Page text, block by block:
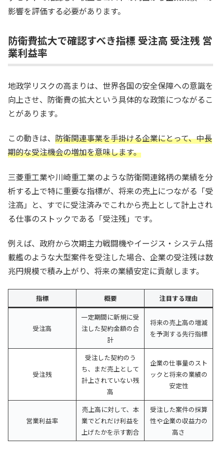
影響を評価する必要があります。
防衛費拡大で確認すべき指標 受注高 受注残 営
業利益率
地政学リスクの高まりは、世界各国の安全保障への意識を
向上させ、防衛費の拡大という具体的な政策につながるこ
とがあります。
この動きは、 防衛関連事業を手掛ける企業にとって、中長
期的な受注機会の増加を意味します。
三菱重工業や川崎重工業のような防衛関連銘柄の業績を分
析する上で特に重要な指標が、将来の売上につながる「受
注高」と、すでに受注済みでこれから売上として計上され
る仕事のストックである「受注残」です。
例えば、政府から次期主力戦闘機やイージス・システム搭
載艦のような大型案件を受注した場合、企業の受注残は数
兆円規模で積み上がり、将来の業績安定に貢献します。
指標 概要 注目する理由
受注高
一定期間に新規に受
注した契約金額の合
計
将来の売上高の増減
を予測する先行指標
受注残
受注した契約のう
ち、まだ売上として
計上されていない残
高
企業の仕事量のスト
ックと将来の業績の
安定性
営業利益率
売上高に対して、本
業でどれだけ利益を
上げたかを示す割合
受注した案件の採算
性や企業の収益力の
高さ